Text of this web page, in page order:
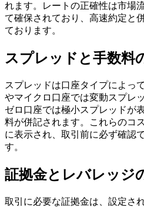
れます。レートの正確性は市場
て確保されており、高速約定と
ております。
スプレッドと手数料
スプレッドは口座タイプによっ
やマイクロ口座では変動スプレ
ゼロ口座では極小スプレッドが
料が併記されます。これらのコ
に表示され、取引前に必ず確認
す。
証拠金とレバレッジ
取引に必要な証拠金は、設定さ